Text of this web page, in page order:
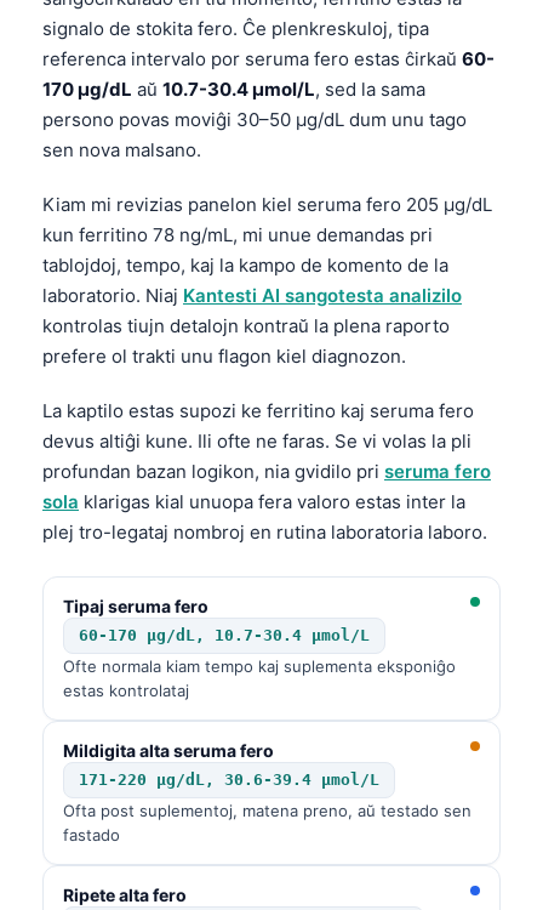
signalo de stokita fero. Ĉe plenkreskuloj, tipa
referenca intervalo por seruma fero estas ĉirkaŭ 60-
170 µg/dL aŭ 10.7-30.4 µmol/L, sed la sama
persono povas moviĝi 30–50 µg/dL dum unu tago
sen nova malsano.
Kiam mi revizias panelon kiel seruma fero 205 µg/dL
kun ferritino 78 ng/mL, mi unue demandas pri
tablojdoj, tempo, kaj la kampo de komento de la
laboratorio. Niaj Kantesti AI sangotesta analizilo
kontrolas tiujn detalojn kontraŭ la plena raporto
prefere ol trakti unu flagon kiel diagnozon.
La kaptilo estas supozi ke ferritino kaj seruma fero
devus altiĝi kune. Ili ofte ne faras. Se vi volas la pli
profundan bazan logikon, nia gvidilo pri seruma fero
sola klarigas kial unuopa fera valoro estas inter la
plej tro-legataj nombroj en rutina laboratoria laboro.
Tipaj seruma fero
60-170 µg/dL, 10.7-30.4 µmol/L
Ofte normala kiam tempo kaj suplementa eksponiĝo
estas kontrolataj
Mildigita alta seruma fero
171-220 µg/dL, 30.6-39.4 µmol/L
Ofta post suplementoj, matena preno, aŭ testado sen
fastado
Ripete alta fero